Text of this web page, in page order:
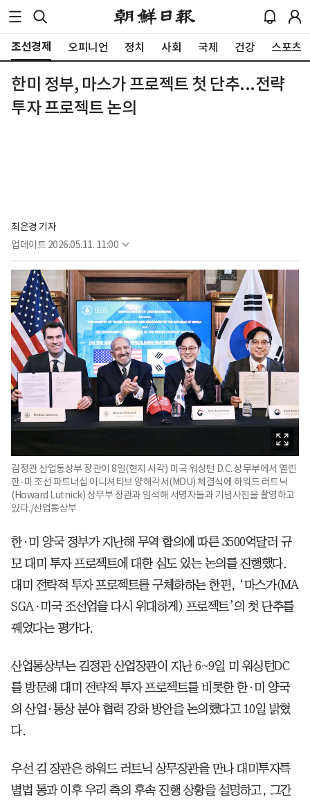
조선경제 오피니언 정치 사회 국제 건강 스포츠
한미 정부, 마스가 프로젝트 첫 단추...전략
투자 프로젝트 논의
최은경 기자
업데이트 2026.05.11. 11:00
김정관 산업통상부 장관이 8일(현지 시각) 미국 워싱턴 D.C. 상무부에서 열린
한-미 조선 파트너십 이니셔티브 양해각서(MOU) 체결식에 하워드 러트닉
(Howard Lutnick) 상무부 장관과 임석해 서명자들과 기념사진을 촬영하고
있다./산업통상부
한·미 양국 정부가 지난해 무역 합의에 따른 3500억달러 규
모 대미 투자 프로젝트에 대한 심도 있는 논의를 진행했다.
대미 전략적 투자 프로젝트를 구체화하는 한편, ‘마스가(MA
SGA·미국 조선업을 다시 위대하게) 프로젝트’의 첫 단추를
꿰었다는 평가다.
산업통상부는 김정관 산업장관이 지난 6~9일 미 워싱턴DC
를 방문해 대미 전략적 투자 프로젝트를 비롯한 한·미 양국
의 산업·통상 분야 협력 강화 방안을 논의했다고 10일 밝혔
다.
우선 김 장관은 하워드 러트닉 상무장관을 만나 대미투자특
별법 통과 이후 우리 측의 후속 진행 상황을 설명하고, 그간